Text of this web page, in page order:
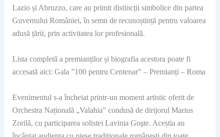
Lazio și Abruzzo, care au primit distincții simbolice din partea
Guvernului României, în semn de recunoștință pentru valoarea
adusă țării, prin activitatea lor profesională.
Lista completă a premianților și biografia acestora poate fi
accesată aici: Gala ”100 pentru Centenar” – Premianți – Roma
Evenimentul s-a încheiat printr-un moment artistic oferit de
Orchestra Națională „Valahia” condusă de dirijorul Marius
Zorilă, cu participarea solistei Lavinia Goşte. Aceștia au